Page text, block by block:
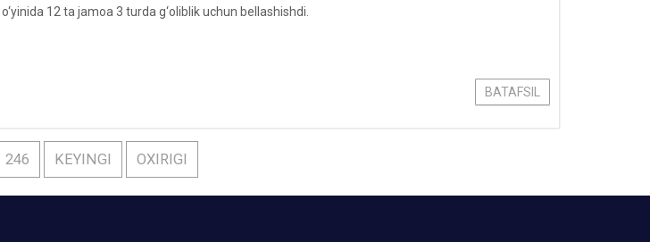
12 ta jamoa 3 turda g‘oliblik uchun bellashishdi.
BATAFSIL
246 KEYINGI OXIRIGI